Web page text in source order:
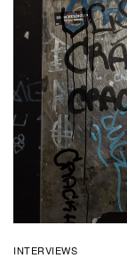
INTERVIEWS